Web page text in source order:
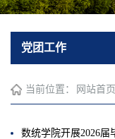
党团工作
当前位置： 网站首页
数统学院开展2026届